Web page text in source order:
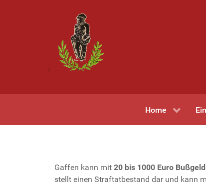
Home
Gaffen kann mit 20 bis 1000 Euro Bußgeld
stellt einen Straftatbestand dar und kann